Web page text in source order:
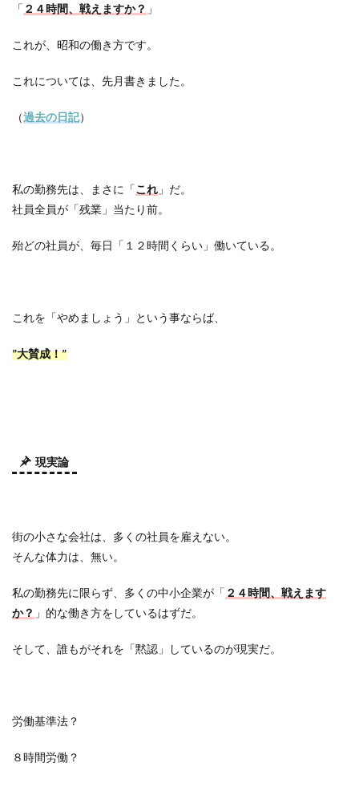
「 ２４時間、戦えますか？ 」
これが、昭和の働き方です。
これについては、先月書きました。
（過去の日記）
私の勤務先は、まさに「これ 」だ。
社員全員が「残業」当たり前。
殆どの社員が、毎日「１２時間くらい」働いている。
これを「やめましょう」という事ならば、
”大賛成！”
現実論
街の小さな会社は、多くの社員を雇えない。
そんな体力は、無い。
私の勤務先に限らず、多くの中小企業が「 ２４時間、戦えます
か？ 」的な働き方をしているはずだ。
そして、誰もがそれを「黙認」しているのが現実だ。
労働基準法？
８時間労働？